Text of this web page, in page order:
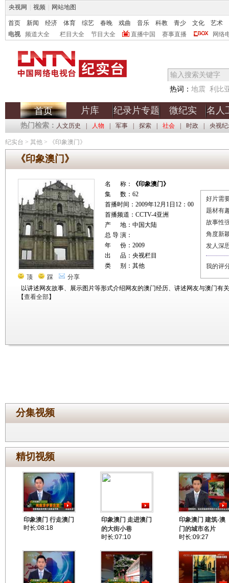
央视网 视频 网站地图
首页 新闻 经济 体育 综艺 春晚 戏曲 音乐 科教 青少 文化
艺术
电视
频道大全 栏目大全 节目大全 直播中国 赛事直播 网络
热词： 地震 利比
首页 片库 纪录片专题 微纪实 名人
热门检索： 人文历史 人物 军事 探索 社会 时政 央视
纪实台 > 其他 > 《印象澳门》
《印象澳门》
顶 踩 分享
名 称：
《印象澳门》
集 数：62
首播时间：2009年12月1日12：00
首播频道：CCTV-4亚洲
产 地：中国大陆
总 导 演：
年 份：2009
出 品：央视栏目
类 别：其他
以讲述网友故事、展示图片等形式介绍网友的澳门经历、讲述网友与澳门有
【查看全部】
好片需
题材有
故事性
角度新
发人深
我的评
分集视频
精切视频
印象澳门 行走澳门
时长:08:18
印象澳门 走进澳门
的大街小巷
时长:07:10
印象澳门 建筑-澳
门的城市名片
时长:09:27